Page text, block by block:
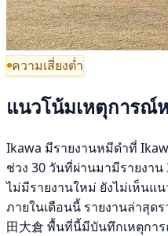
ความเสี่ยงต่ำ
แนวโน้มเหตุการณ์
Ikawa มีรายงานหมีดำที่
ช่วง 30 วันที่ผ่านมามีรายงา
ไม่มีรายงานใหม่ ยังไม่เห็นแ
ภายในเดือนนี้ รายงานล่าสุด
田大倉 พื้นที่นี้มีบันทึกเหตุกา